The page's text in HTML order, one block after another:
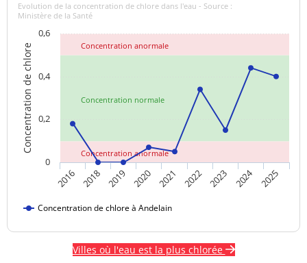
Concentration normale
Concentration anormale
Concentration anormale
Concentration de chlore
Evolution de la concentration de chlore dans l'eau - Source :
Ministère de la Santé
Concentration de chlore à Andelain
2016 2018 2019 2020 2021 2022 2023 2024 2025
0
0,2
0,4
0,6
Villes où l'eau est la plus chlorée